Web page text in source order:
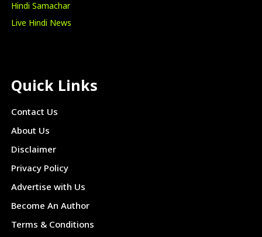
Hindi Samachar
Live Hindi News
Quick Links
Contact Us
About Us
Disclaimer
Privacy Policy
Advertise with Us
Become An Author
Terms & Conditions